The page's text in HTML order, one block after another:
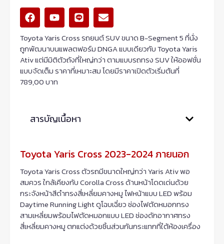
F
a
c
e
b
o
o
k
Y
o
u
t
u
b
e
L
i
n
e
E
n
v
e
l
o
p
Toyota Yaris Cross รถยนต์ SUV ขนาด B-Segment 5 ที่นั่ง
ถูกพัฒนาบนแพลตฟอร์ม DNGA แบบเดียวกับ Toyota Yaris
Ativ แต่มีมิติตัวถังที่ใหญ่กว่า ตามแบบรถทรง SUV ให้ออฟชั่น
แบบจัดเต็ม ราคาที่เหมาะสม โดยมีราคาเปิดตัวเริ่มต้นที่
789,00 บาท
สารบัญเนื้อหา
Toyota Yaris Cross 2023-2024 ภายนอก
Toyota Yaris Cross ตัวรถมีขนาดใหญ่กว่า Yaris Ativ พอ
สมควร ใกล้เคียงกับ Corolla Cross ด้านหน้าโดดเด่นด้วย
กระจังหน้าสีดำทรงสี่เหลี่ยมคางหมู ไฟหน้าแบบ LED พร้อม
Daytime Running Light ดูโฉบเฉี่ยว ช่องไฟตัดหมอกทรง
สามเหลี่ยมพร้อมไฟตัดหมอกแบบ LED ช่องดักอากาศทรง
สี่เหลี่ยมคางหมู ตกแต่งด้วยชิ้นส่วนกันกระแทกที่ใต้ห้องเครื่อง